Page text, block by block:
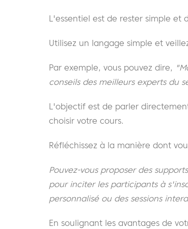
L'essentiel est de rester simple et
Utilisez un langage simple et
Par exemple, vous pouvez dire,
conseils des meilleurs experts du
L'objectif est de parler
choisir votre cours.
Réfléchissez à la manière dont
Pouvez-vous proposer des
pour inciter les participants à
personnalisé ou des sessions
En soulignant les avantages de